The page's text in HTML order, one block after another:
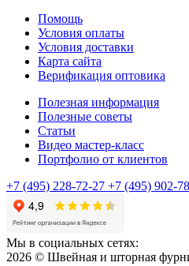
Помощь
Условия оплаты
Условия доставки
Карта сайта
Верификация оптовика
Полезная информация
Полезные советы
Статьи
Видео мастер-класс
Портфолио от клиентов
+7 (495) 228-72-27 +7 (495) 902-
Мы в социальных сетях:
2026 © Швейная и шторная